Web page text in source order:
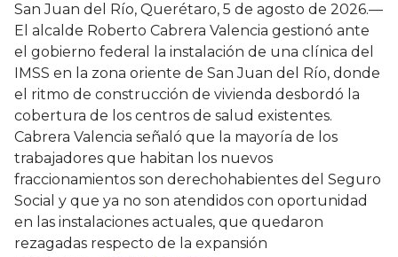
San Juan del Río, Querétaro, 5 de agosto de 2026.—
El alcalde Roberto Cabrera Valencia gestionó ante
el gobierno federal la instalación de una clínica del
IMSS en la zona oriente de San Juan del Río, donde
el ritmo de construcción de vivienda desbordó la
cobertura de los centros de salud existentes.
Cabrera Valencia señaló que la mayoría de los
trabajadores que habitan los nuevos
fraccionamientos son derechohabientes del Seguro
Social y que ya no son atendidos con oportunidad
en las instalaciones actuales, que quedaron
rezagadas respecto de la expansión